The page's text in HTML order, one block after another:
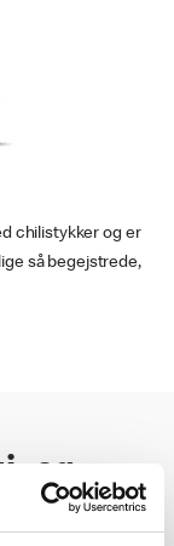
chilistykker og er
så begejstrede,
og